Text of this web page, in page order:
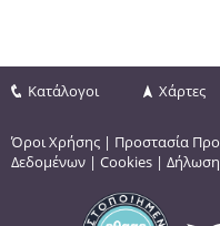
Κατάλογοι Χάρτες
Όροι Χρήσης | Προστασία
Δεδομένων | Cookies |